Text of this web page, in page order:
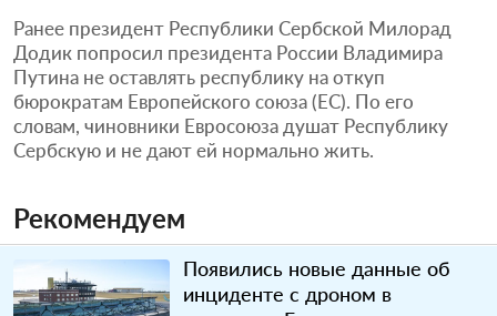
Ранее президент Республики Сербской Милорад
Додик попросил президента России Владимира
Путина не оставлять республику на откуп
бюрократам Европейского союза (ЕС). По его
словам, чиновники Евросоюза душат Республику
Сербскую и не дают ей нормально жить.
Рекомендуем
Появились новые данные об
инциденте с дроном в